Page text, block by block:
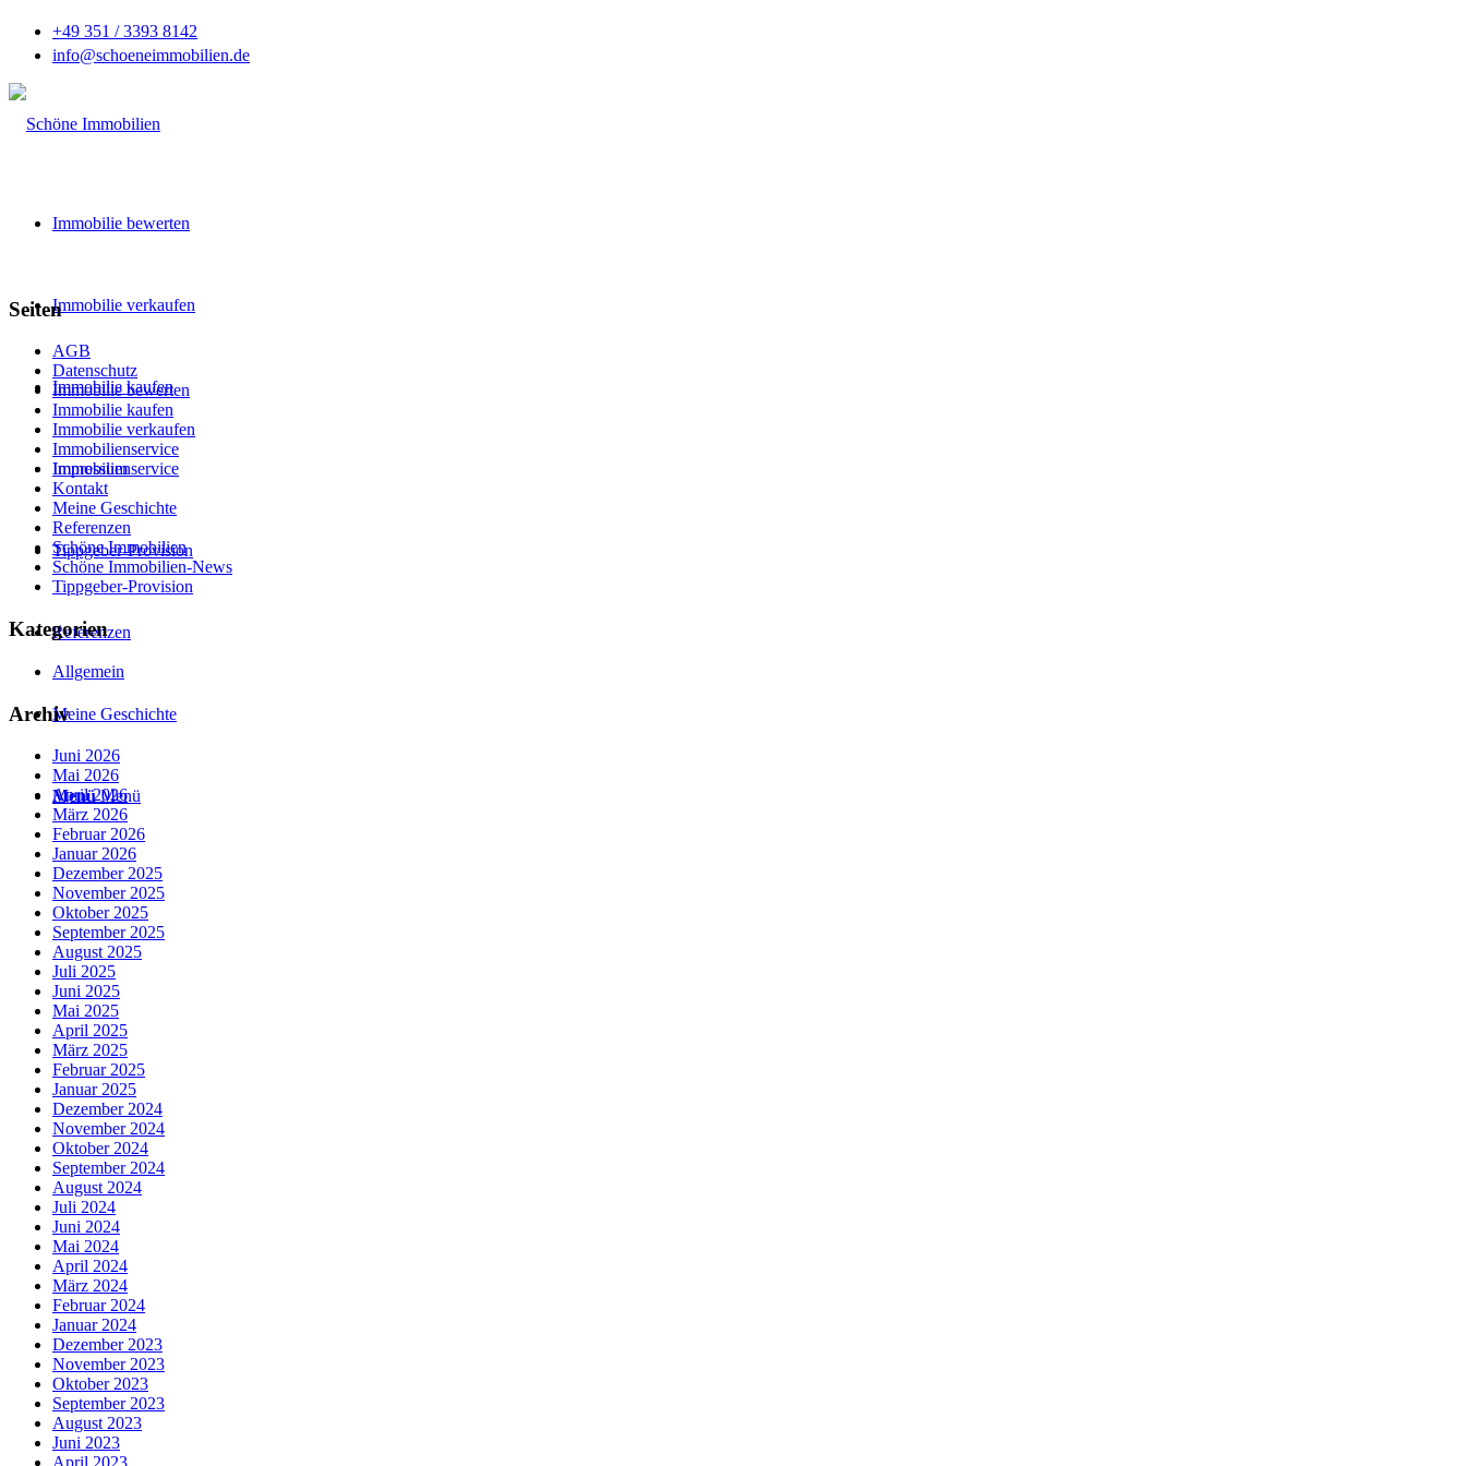
+49 351 / 3393 8142
info@schoeneimmobilien.de
Immobilie bewerten
Immobilie verkaufen
Immobilie kaufen
Immobilienservice
Tippgeber-Provision
Referenzen
Meine Geschichte
Menü Menü
Seiten
AGB
Datenschutz
Immobilie bewerten
Immobilie kaufen
Immobilie verkaufen
Immobilienservice
Impressum
Kontakt
Meine Geschichte
Referenzen
Schöne Immobilien
Schöne Immobilien-News
Tippgeber-Provision
Kategorien
Allgemein
Archiv
Juni 2026
Mai 2026
April 2026
März 2026
Februar 2026
Januar 2026
Dezember 2025
November 2025
Oktober 2025
September 2025
August 2025
Juli 2025
Juni 2025
Mai 2025
April 2025
März 2025
Februar 2025
Januar 2025
Dezember 2024
November 2024
Oktober 2024
September 2024
August 2024
Juli 2024
Juni 2024
Mai 2024
April 2024
März 2024
Februar 2024
Januar 2024
Dezember 2023
November 2023
Oktober 2023
September 2023
August 2023
Juni 2023